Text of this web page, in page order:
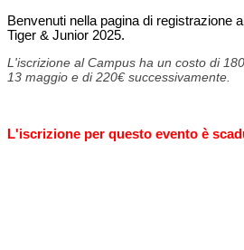
Benvenuti nella pagina di registrazione
Tiger & Junior 2025.
L'iscrizione al Campus ha un costo di
13 maggio e di 220€ successivamente.
L'iscrizione per questo evento è